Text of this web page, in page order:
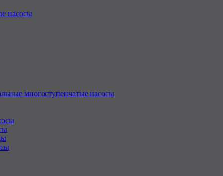
насосы
многоступенчатые насосы